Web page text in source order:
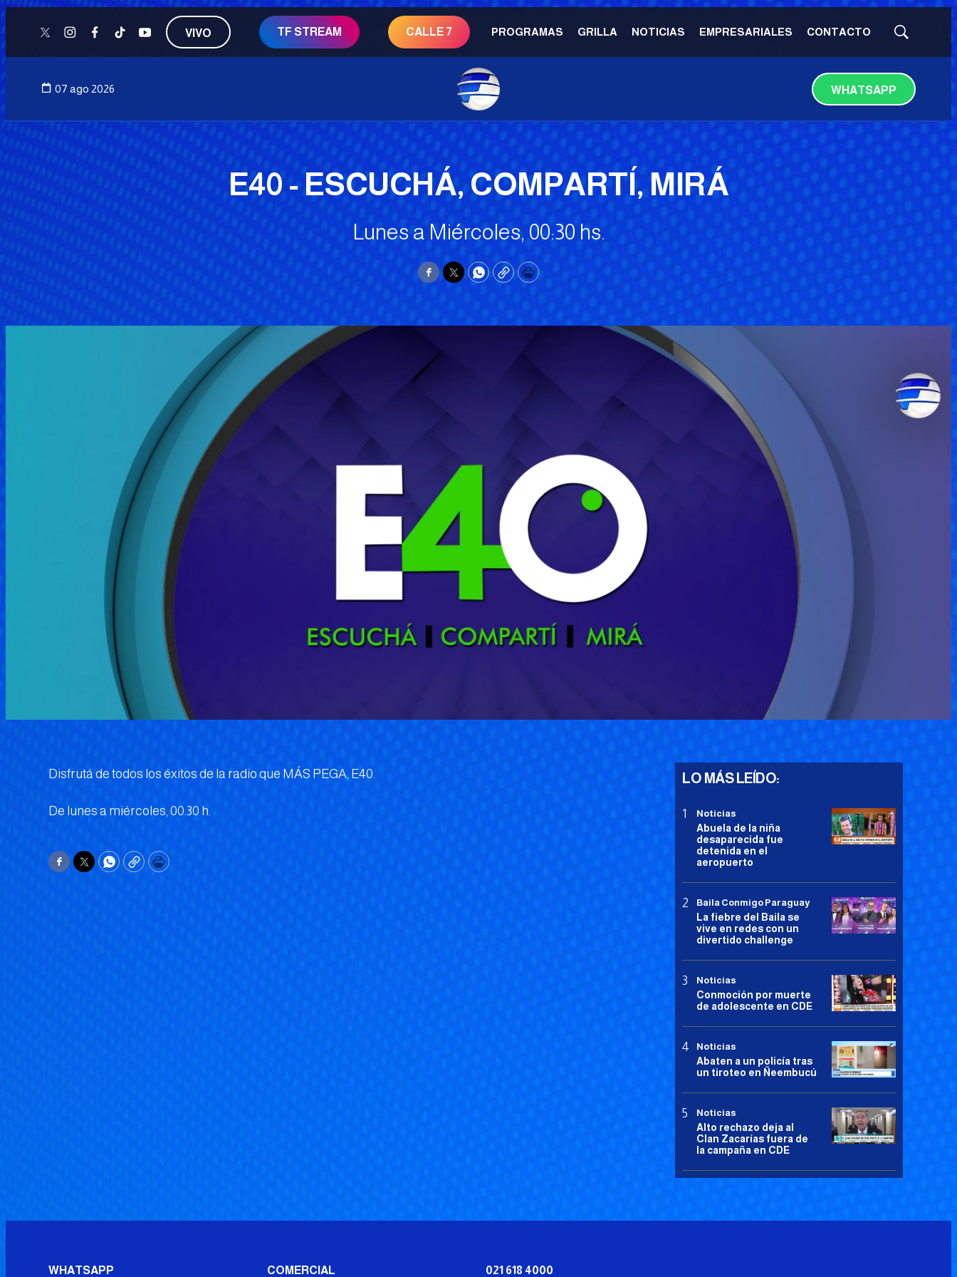
twitterinstagram
facebook
tiktokyoutubeVIVO TF STREAM CALLE 7 PROGRAMAS GRILLA NOTICIAS EMPRESARIALES CONTACTO
Mostrar
07 ago 2026 WHATSAPP
E40 - ESCUCHÁ, COMPARTÍ, MIRÁ
Lunes a Miércoles, 00:30 hs.
Facebook
TwitterWhatsApp
CopyPrint
Disfrutá de todos los éxitos de la radio que MÁS PEGA, E40.
De lunes a miércoles, 00.30 h.
Facebook
TwitterWhatsApp
CopyPrint
LO MÁS LEÍDO:
Noticias
Abuela de la niña
desaparecida fue
detenida en el
aeropuerto
Baila Conmigo Paraguay
La fiebre del Baila se
vive en redes con un
divertido challenge
Noticias
Conmoción por muerte
de adolescente en CDE
Noticias
Abaten a un policía tras
un tiroteo en Ñeembucú
Noticias
Alto rechazo deja al
Clan Zacarías fuera de
la campaña en CDE
WHATSAPP COMERCIAL 021 618 4000